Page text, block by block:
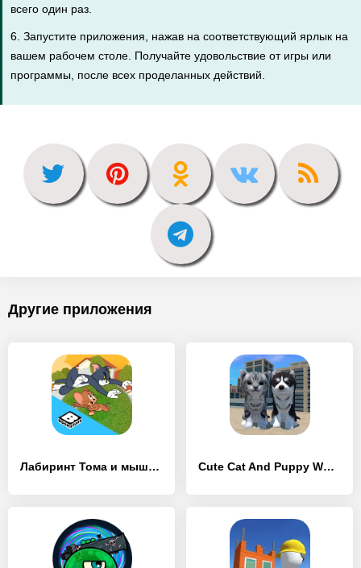
всего один раз.
6. Запустите приложения, нажав на соответствующий ярлык на
вашем рабочем столе. Получайте удовольствие от игры или
программы, после всех проделанных действий.
Другие приложения
Лабиринт Тома и мышонка Джерри - [MOD Бесконечные деньги] Cute Cat And Puppy World - [MOD Бесконечные монеты]